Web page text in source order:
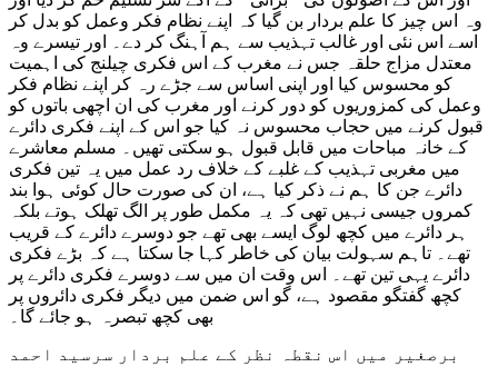
وہ اس چیز کا علم بردار بن گیا کہ اپنے نظام فکر وعمل کو بدل کر
اسے اس نئی اور غالب تہذیب سے ہم آہنگ کر دے۔ اور تیسرے وہ
معتدل مزاج حلقہ جس نے مغرب کے اس فکری چیلنج کی اہمیت
کو محسوس کیا اور اپنی اساس سے جڑے رہ کر اپنے نظام فکر
وعمل کی کمزوریوں کو دور کرنے اور مغرب کی ان اچھی باتوں کو
قبول کرنے میں حجاب محسوس نہ کیا جو اس کے اپنے فکری دائرے
کے خانہ مباحات میں قابل قبول ہو سکتی تھیں۔ مسلم معاشرے
میں مغربی تہذیب کے غلبے کے خلاف رد عمل میں یہ تین فکری
دائرے جن کا ہم نے ذکر کیا ہے، ان کی صورت حال کوئی ہوا بند
کمروں جیسی نہیں تھی کہ یہ مکمل طور پر الگ تھلک ہوتے بلکہ
ہر دائرے میں کچھ لوگ ایسے بھی تھے جو دوسرے دائرے کے قریب
تھے۔ تاہم سہولت بیان کی خاطر کہا جا سکتا ہے کہ بڑے فکری
دائرے یہی تین تھے۔ اس وقت ان میں سے دوسرے فکری دائرے پر
کچھ گفتگو مقصود ہے، گو اس ضمن میں دیگر فکری دائروں پر
بھی کچھ تبصرہ ہو جائے گا۔
برصغیر میں اس نقطہ نظر کے علم بردار سرسید احمد